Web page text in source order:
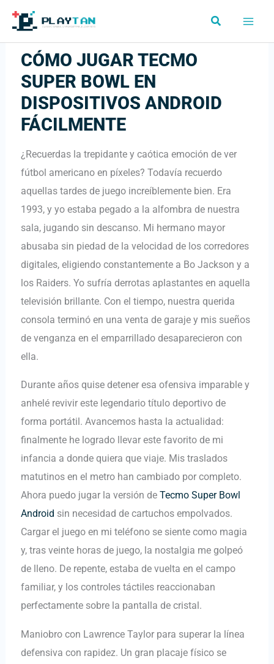
contenido
Buscar
CÓMO JUGAR TECMO
SUPER BOWL EN
DISPOSITIVOS ANDROID
FÁCILMENTE
¿Recuerdas la trepidante y caótica emoción de ver
fútbol americano en píxeles? Todavía recuerdo
aquellas tardes de juego increíblemente bien. Era
1993, y yo estaba pegado a la alfombra de nuestra
sala, jugando sin descanso. Mi hermano mayor
abusaba sin piedad de la velocidad de los corredores
digitales, eligiendo constantemente a Bo Jackson y a
los Raiders. Yo sufría derrotas aplastantes en aquella
televisión brillante. Con el tiempo, nuestra querida
consola terminó en una venta de garaje y mis sueños
de venganza en el emparrillado desaparecieron con
ella.
Durante años quise detener esa ofensiva imparable y
anhelé revivir este legendario título deportivo de
forma portátil. Avancemos hasta la actualidad:
finalmente he logrado llevar este favorito de mi
infancia a donde quiera que viaje. Mis traslados
matutinos en el metro han cambiado por completo.
Ahora puedo jugar la versión de Tecmo Super Bowl
Android sin necesidad de cartuchos empolvados.
Cargar el juego en mi teléfono se siente como magia
y, tras veinte horas de juego, la nostalgia me golpeó
de lleno. De repente, estaba de vuelta en el campo
familiar, y los controles táctiles reaccionaban
perfectamente sobre la pantalla de cristal.
Maniobro con Lawrence Taylor para superar la línea
defensiva con rapidez. Un gran placaje físico se